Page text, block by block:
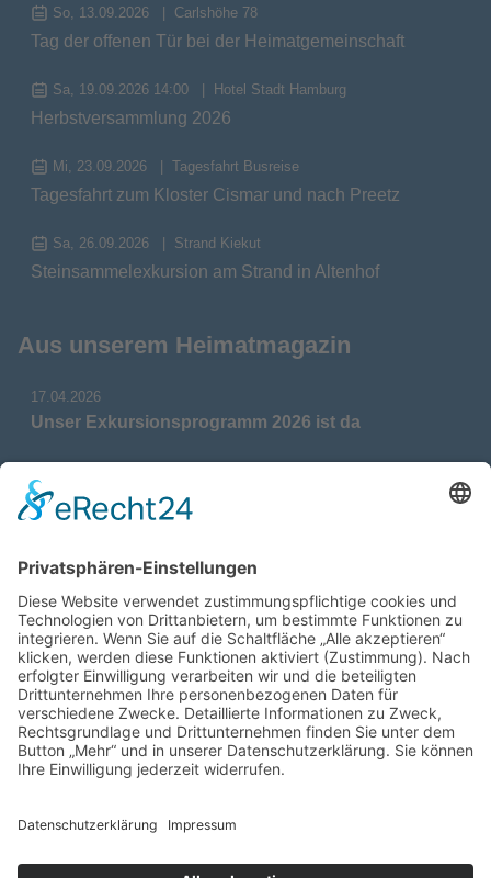
So, 13.09.2026 Carlshöhe 78
Tag der offenen Tür bei der Heimatgemeinschaft
Sa, 19.09.2026 14:00 Hotel Stadt Hamburg
Herbstversammlung 2026
Mi, 23.09.2026 Tagesfahrt Busreise
Tagesfahrt zum Kloster Cismar und nach Preetz
Sa, 26.09.2026 Strand Kiekut
Steinsammelexkursion am Strand in Altenhof
Aus unserem Heimatmagazin
17.04.2026
Unser Exkursionsprogramm 2026 ist da
17.04.2026
Verdienstmedaille für Telse Stoy
Das war: Munition im Meer
17.04.2026
Fahrtenprogramm 2026 ist fertig
12.10.2025
Darstellung verschiedener Orte innerhalb des
Gebiets der Heimatgemeinschaft Eckernförde
Neu: Historie der Güter im Altkreis Eckernförde